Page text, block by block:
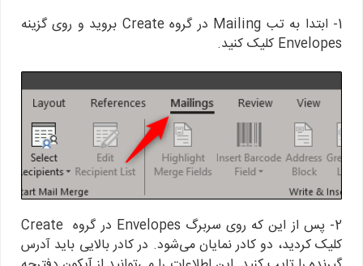
1- ابتدا به تب Mailing در گروه Create بروید و روی گزینه
Envelopes کلیک کنید.
2- پس از این که روی سربرگ Envelopes در گروه Create
کلیک کردید، دو کادر نمایان می‌شود. در کادر بالایی باید آدرس